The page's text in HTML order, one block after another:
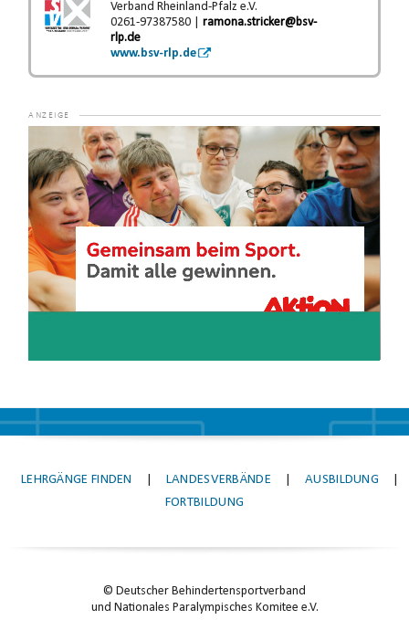
Verband Rheinland-Pfalz e.V.
0261-97387580 | ramona.stricker@bsv-
rlp.de
www.bsv-rlp.de
Player
LEHRGÄNGE FINDEN LANDESVERBÄNDE AUSBILDUNG
FORTBILDUNG
© Deutscher Behindertensportverband
und Nationales Paralympisches Komitee e.V.